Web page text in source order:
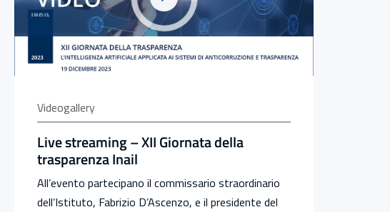
Videogallery
Live streaming – XII Giornata della
trasparenza Inail
All’evento partecipano il commissario straordinario
dell’Istituto, Fabrizio D’Ascenzo, e il presidente del